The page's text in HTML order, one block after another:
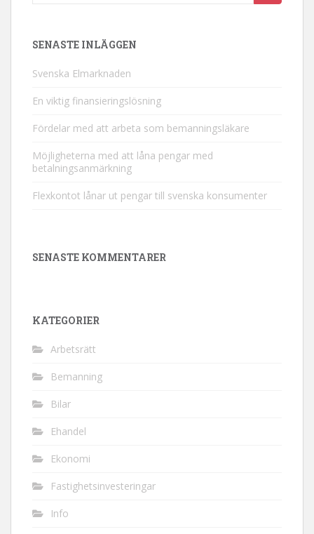
SENASTE INLÄGGEN
Svenska Elmarknaden
En viktig finansieringslösning
Fördelar med att arbeta som bemanningsläkare
Möjligheterna med att låna pengar med
betalningsanmärkning
Flexkontot lånar ut pengar till svenska konsumenter
SENASTE KOMMENTARER
KATEGORIER
Arbetsrätt
Bemanning
Bilar
Ehandel
Ekonomi
Fastighetsinvesteringar
Info